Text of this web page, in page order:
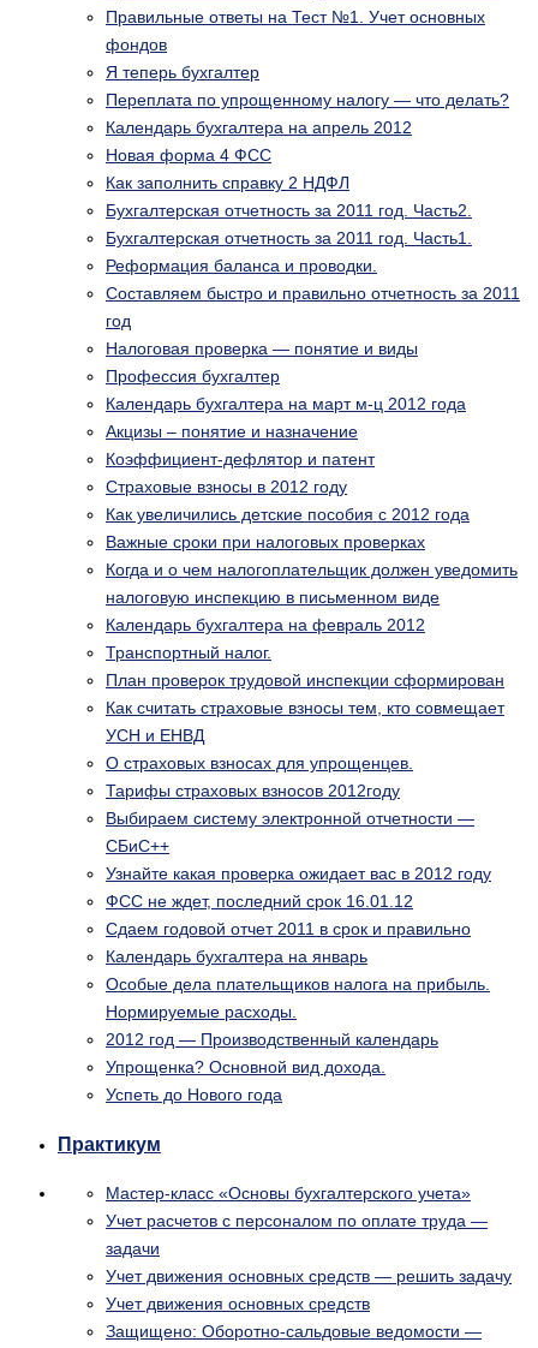
Правильные ответы на Тест №1. Учет основных
фондов
Я теперь бухгалтер
Переплата по упрощенному налогу — что делать?
Календарь бухгалтера на апрель 2012
Новая форма 4 ФСС
Как заполнить справку 2 НДФЛ
Бухгалтерская отчетность за 2011 год. Часть2.
Бухгалтерская отчетность за 2011 год. Часть1.
Реформация баланса и проводки.
Составляем быстро и правильно отчетность за 2011
год
Налоговая проверка — понятие и виды
Профессия бухгалтер
Календарь бухгалтера на март м-ц 2012 года
Акцизы – понятие и назначение
Коэффициент-дефлятор и патент
Страховые взносы в 2012 году
Как увеличились детские пособия с 2012 года
Важные сроки при налоговых проверках
Когда и о чем налогоплательщик должен уведомить
налоговую инспекцию в письменном виде
Календарь бухгалтера на февраль 2012
Транспортный налог.
План проверок трудовой инспекции сформирован
Как считать страховые взносы тем, кто совмещает
УСН и ЕНВД
О страховых взносах для упрощенцев.
Тарифы страховых взносов 2012году
Выбираем систему электронной отчетности —
СБиС++
Узнайте какая проверка ожидает вас в 2012 году
ФСС не ждет, последний срок 16.01.12
Сдаем годовой отчет 2011 в срок и правильно
Календарь бухгалтера на январь
Особые дела плательщиков налога на прибыль.
Нормируемые расходы.
2012 год — Производственный календарь
Упрощенка? Основной вид дохода.
Успеть до Нового года
Практикум
Мастер-класс «Основы бухгалтерского учета»
Учет расчетов с персоналом по оплате труда —
задачи
Учет движения основных средств — решить задачу
Учет движения основных средств
Защищено: Оборотно-сальдовые ведомости —